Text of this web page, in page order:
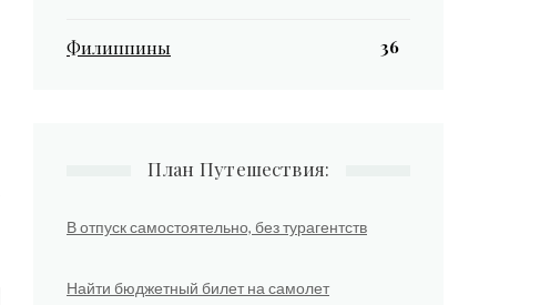
Филиппины 36
План Путешествия:
В отпуск самостоятельно, без турагентств
Найти бюджетный билет на самолет